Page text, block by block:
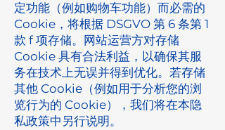
定功能（例如购物车功能）而必需的
Cookie，将根据 DSGVO 第 6 条第 1
款 f 项存储。网站运营方对存储
Cookie 具有合法利益，以确保其服
务在技术上无误并得到优化。若存储
其他 Cookie（例如用于分析您的浏
览行为的 Cookie），我们将在本隐
私政策中另行说明。